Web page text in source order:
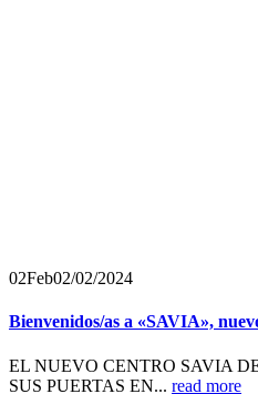
02Feb02/02/2024
Bienvenidos/as a «SAVIA»,
EL NUEVO CENTRO SAVIA
SUS PUERTAS EN... read more